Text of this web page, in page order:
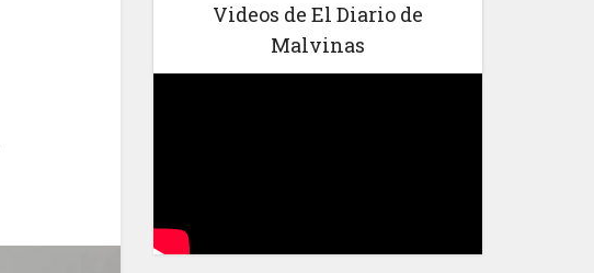
Videos de El Diario de
Malvinas